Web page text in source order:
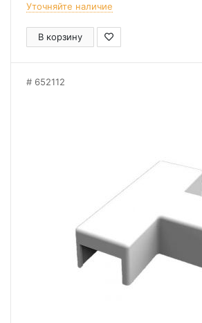
Уточняйте наличие
В корзину
652112